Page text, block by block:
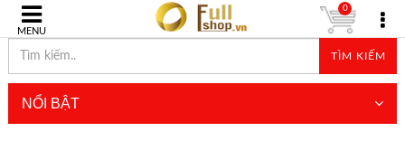
MENU
TÌM KIẾM
0
NỔI BẬT